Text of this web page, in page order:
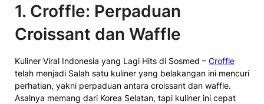
1. Croffle: Perpaduan
Croissant dan Waffle
Kuliner Viral Indonesia yang Lagi Hits di Sosmed – Croffle
telah menjadi Salah satu kuliner yang belakangan ini mencuri
perhatian, yakni perpaduan antara croissant dan waffle.
Asalnya memang dari Korea Selatan, tapi kuliner ini cepat